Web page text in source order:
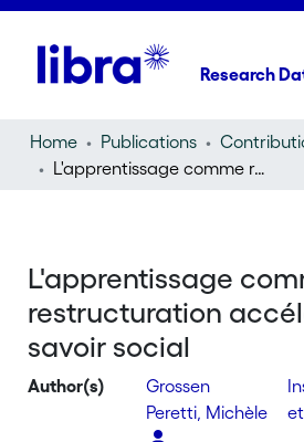
Research
Home Publications
L'apprentissage comme restructuration accélérée du savoir social
L'apprentissage
restructuration
savoir social
Author(s)
Grossen
Peretti, Michèle